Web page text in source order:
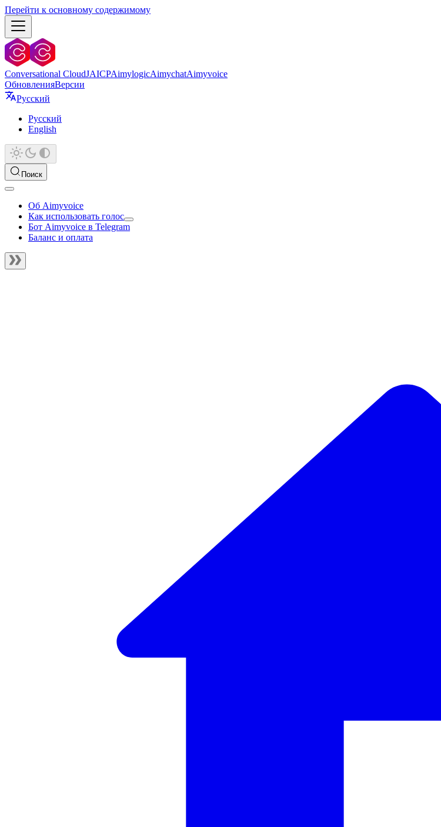
Перейти к основному содержимому
Conversational CloudJAICPAimylogicAimychatAimyvoice
ОбновленияВерсии
Русский
Русский
English
Поиск
Об Aimyvoice
Как использовать голос
Бот Aimyvoice в Telegram
Баланс и оплата